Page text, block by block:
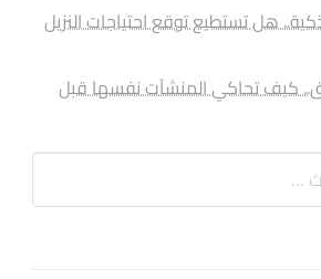
هل تستطيع توقع احتياجات النزيل
كيف تحاكي المنشآت نفسها قبل